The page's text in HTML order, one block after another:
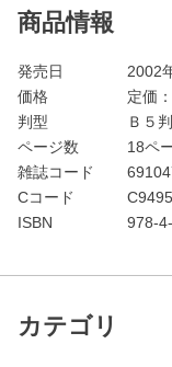
商品情報
発売日
2002
価格
定価：
判型
Ｂ５判
ページ数
18ペ
雑誌コード
Cコード
ISBN
978-
カテゴリ